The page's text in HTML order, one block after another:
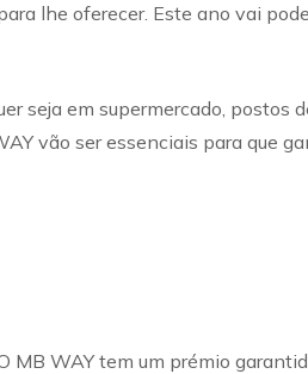
lhe oferecer. Este ano vai
seja em supermercado, postos
vão ser essenciais para que
MB WAY tem um prémio